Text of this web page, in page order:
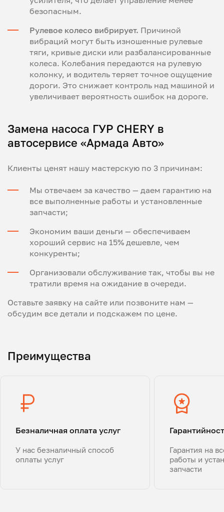
безопасным.
Рулевое колесо вибрирует. Причиной
вибраций могут быть изношенные рулевые
тяги, кривые диски или разбалансированные
колеса. Колебания передаются на рулевую
колонку, и водитель теряет точное ощущение
дороги. Это снижает контроль над машиной и
увеличивает вероятность ошибок на дороге.
Замена насоса ГУР CHERY в
автосервисе «Армада Авто»
Клиенты ценят нашу мастерскую по 3 причинам:
Мы отвечаем за качество — даем гарантию на
все выполненные работы и установленные
запчасти;
Экономим ваши деньги — обеспечиваем
хороший сервис на 15% дешевле, чем
конкуренты;
Организовали обслуживание так, чтобы вы не
тратили время на ожидание в очереди.
Оставьте заявку на сайте или позвоните нам —
обсудим все детали и подскажем по цене.
Преимущества
Безналичная оплата услуг
У нас безналичный способ
оплаты услуг
Гарантия на
работы и
запчасти